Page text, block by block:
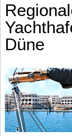
Düne